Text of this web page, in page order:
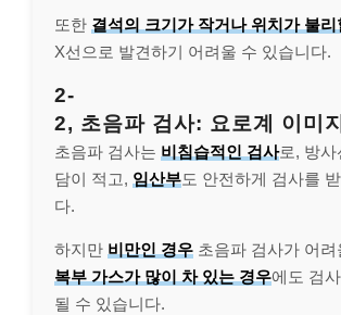
또한 결석의 크기가 작거나 위치가 불리
X선으로 발견하기 어려울 수 있습니다.
2-
2, 초음파 검사: 요로계 이미
초음파 검사는 비침습적인 검사로, 방사
담이 적고, 임산부도 안전하게 검사를
다.
하지만 비만인 경우 초음파 검사가 어
복부 가스가 많이 차 있는 경우에도 검
될 수 있습니다.